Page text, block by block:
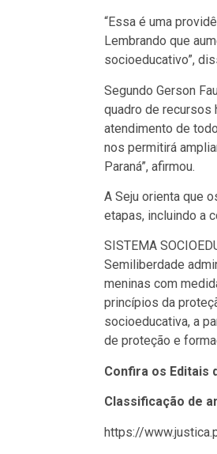
“Essa é uma
Lembrando que
socioeducativo”,
Segundo Gerson
quadro de recursos
atendimento de
nos permitirá
Paraná”, afirmou.
A Seju orienta que
etapas, incluindo a
SISTEMA
Semiliberdade
meninas com
princípios da
socioeducativa, a
de proteção e
Confira os Editais
Classificação de
https://